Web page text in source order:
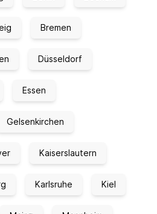
Bremen
Düsseldorf
Essen
Gelsenkirchen
Kaiserslautern
Karlsruhe Kiel